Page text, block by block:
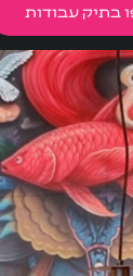
בתיק עבודות